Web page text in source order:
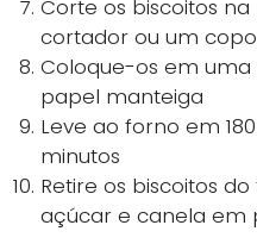
Corte os biscoitos
cortador ou um
Coloque-os em
papel manteiga
Leve ao forno em
minutos
Retire os biscoitos
açúcar e canela em